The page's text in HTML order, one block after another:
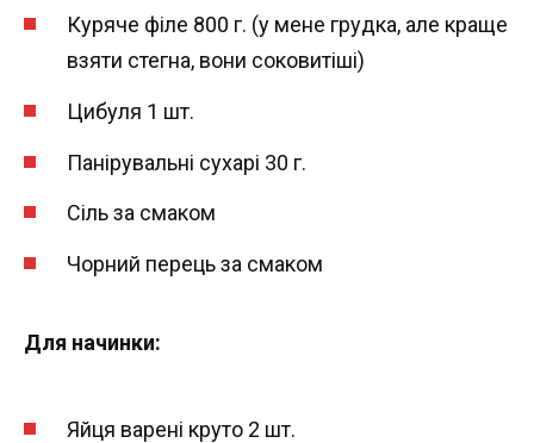
Куряче філе 800 г. (у мене грудка, але краще
взяти стегна, вони соковитіші)
Цибуля 1 шт.
Панірувальні сухарі 30 г.
Сіль за смаком
Чорний перець за смаком
Для начинки:
Яйця варені круто 2 шт.